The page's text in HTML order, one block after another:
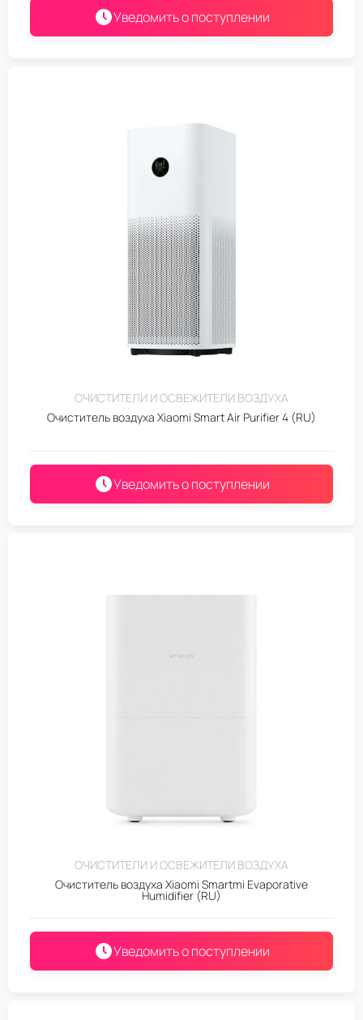
Уведомить о поступлении
ОЧИСТИТЕЛИ И ОСВЕЖИТЕЛИ ВОЗДУХА
Очиститель воздуха Xiaomi Smart Air Purifier 4 (RU)
Уведомить о поступлении
ОЧИСТИТЕЛИ И ОСВЕЖИТЕЛИ ВОЗДУХА
Очиститель воздуха Xiaomi Smartmi Evaporative
Humidifier (RU)
Уведомить о поступлении